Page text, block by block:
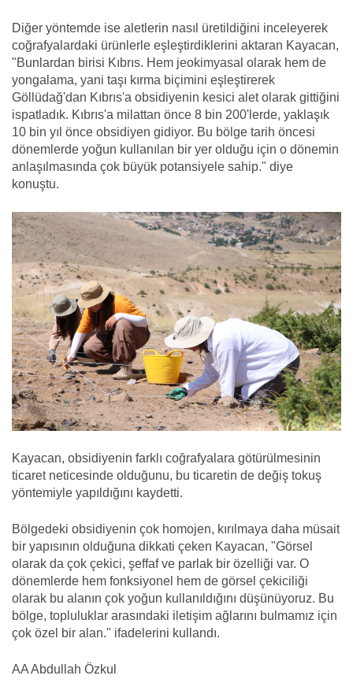
Diğer yöntemde ise aletlerin nasıl üretildiğini inceleyerek
coğrafyalardaki ürünlerle eşleştirdiklerini aktaran Kayacan,
"Bunlardan birisi Kıbrıs. Hem jeokimyasal olarak hem de
yongalama, yani taşı kırma biçimini eşleştirerek
Göllüdağ'dan Kıbrıs'a obsidiyenin kesici alet olarak gittiğini
ispatladık. Kıbrıs'a milattan önce 8 bin 200'lerde, yaklaşık
10 bin yıl önce obsidiyen gidiyor. Bu bölge tarih öncesi
dönemlerde yoğun kullanılan bir yer olduğu için o dönemin
anlaşılmasında çok büyük potansiyele sahip." diye
konuştu.
Kayacan, obsidiyenin farklı coğrafyalara götürülmesinin
ticaret neticesinde olduğunu, bu ticaretin de değiş tokuş
yöntemiyle yapıldığını kaydetti.
Bölgedeki obsidiyenin çok homojen, kırılmaya daha müsait
bir yapısının olduğuna dikkati çeken Kayacan, "Görsel
olarak da çok çekici, şeffaf ve parlak bir özelliği var. O
dönemlerde hem fonksiyonel hem de görsel çekiciliği
olarak bu alanın çok yoğun kullanıldığını düşünüyoruz. Bu
bölge, topluluklar arasındaki iletişim ağlarını bulmamız için
çok özel bir alan." ifadelerini kullandı.
AA Abdullah Özkul